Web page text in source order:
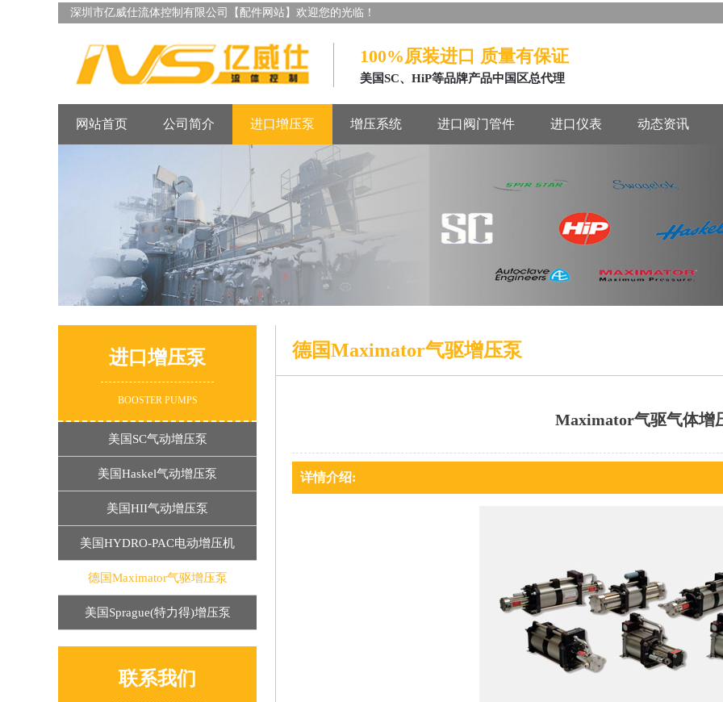
深圳市亿威仕流体控制有限公司【配件网站】欢迎您的光临！
100%原装进口 质量有保证
美国SC、HiP等品牌产品中国区总代理
网站首页 公司简介 进口增压泵 增压系统 进口阀门管件 进口仪表 动态资讯
进口增压泵
BOOSTER PUMPS
美国SC气动增压泵
美国Haskel气动增压泵
美国HII气动增压泵
美国HYDRO-PAC电动增压机
德国Maximator气驱增压泵
美国Sprague(特力得)增压泵
联系我们
德国Maximator气驱增压泵
Maximator气驱气体增
详情介绍: